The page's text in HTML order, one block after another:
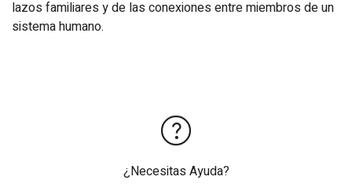
lazos familiares y de las conexiones entre miembros de un
sistema humano.
¿Necesitas Ayuda?